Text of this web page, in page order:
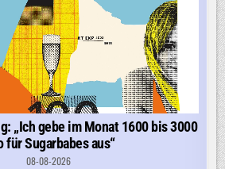
„Ich gebe im Monat 1600 bis 3000
für Sugarbabes aus“
08-08-2026